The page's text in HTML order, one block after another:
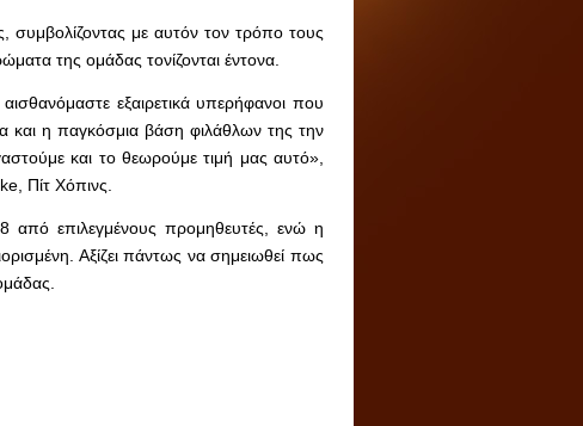
συμβολίζοντας με αυτόν τον τρόπο τους
της ομάδας τονίζονται έντονα.
εξαιρετικά υπερήφανοι που
και η παγκόσμια βάση φιλάθλων της την
και το θεωρούμε τιμή μας αυτό»,
Πίτ Χόπινς.
από επιλεγμένους προμηθευτές, ενώ η
Αξίζει πάντως να σημειωθεί πως